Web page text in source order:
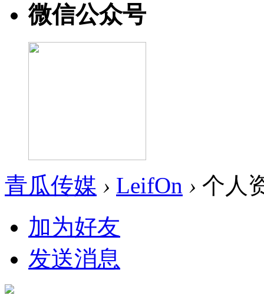
微信公众号
青瓜传媒 › LeifOn › 个人
加为好友
发送消息